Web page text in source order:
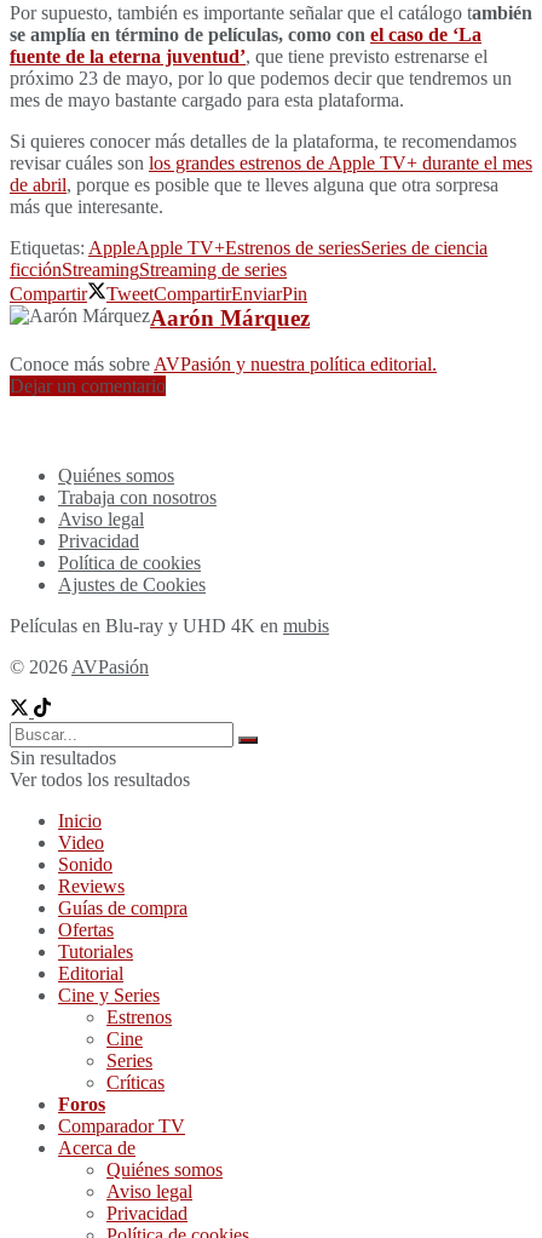
Por supuesto, también es importante señalar que el catálogo también
se amplía en término de películas, como con el caso de ‘La
fuente de la eterna juventud’, que tiene previsto estrenarse el
próximo 23 de mayo, por lo que podemos decir que tendremos un
mes de mayo bastante cargado para esta plataforma.
Si quieres conocer más detalles de la plataforma, te recomendamos
revisar cuáles son los grandes estrenos de Apple TV+ durante el mes
de abril, porque es posible que te lleves alguna que otra sorpresa
más que interesante.
Etiquetas: AppleApple TV+Estrenos de seriesSeries de ciencia
ficciónStreamingStreaming de series
Compartir
TweetCompartirEnviarPin
Aarón Márquez
Conoce más sobre AVPasión y nuestra política editorial.
Dejar un comentario
Quiénes somos
Trabaja con nosotros
Aviso legal
Privacidad
Política de cookies
Ajustes de Cookies
Películas en Blu-ray y UHD 4K en mubis
© 2026 AVPasión
Sin resultados
Ver todos los resultados
Inicio
Video
Sonido
Reviews
Guías de compra
Ofertas
Tutoriales
Editorial
Cine y Series
Estrenos
Cine
Series
Críticas
Foros
Comparador TV
Acerca de
Quiénes somos
Aviso legal
Privacidad